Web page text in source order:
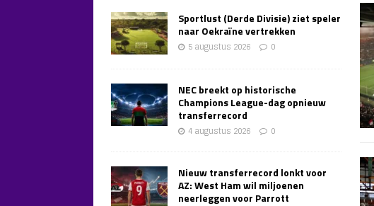
Sportlust (Derde Divisie) ziet speler
naar Oekraïne vertrekken
5 augustus 2026 0
NEC breekt op historische
Champions League-dag opnieuw
transferrecord
4 augustus 2026 0
Nieuw transferrecord lonkt voor
AZ: West Ham wil miljoenen
neerleggen voor Parrott